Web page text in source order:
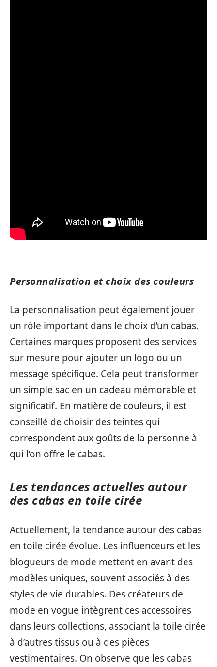
Personnalisation et choix des couleurs
La personnalisation peut également jouer
un rôle important dans le choix d’un cabas.
Certaines marques proposent des services
sur mesure pour ajouter un logo ou un
message spécifique. Cela peut transformer
un simple sac en un cadeau mémorable et
significatif. En matière de couleurs, il est
conseillé de choisir des teintes qui
correspondent aux goûts de la personne à
qui l’on offre le cabas.
Les tendances actuelles autour
des cabas en toile cirée
Actuellement, la tendance autour des cabas
en toile cirée évolue. Les influenceurs et les
blogueurs de mode mettent en avant des
modèles uniques, souvent associés à des
styles de vie durables. Des créateurs de
mode en vogue intègrent ces accessoires
dans leurs collections, associant la toile cirée
à d’autres tissus ou à des pièces
vestimentaires. On observe que les cabas